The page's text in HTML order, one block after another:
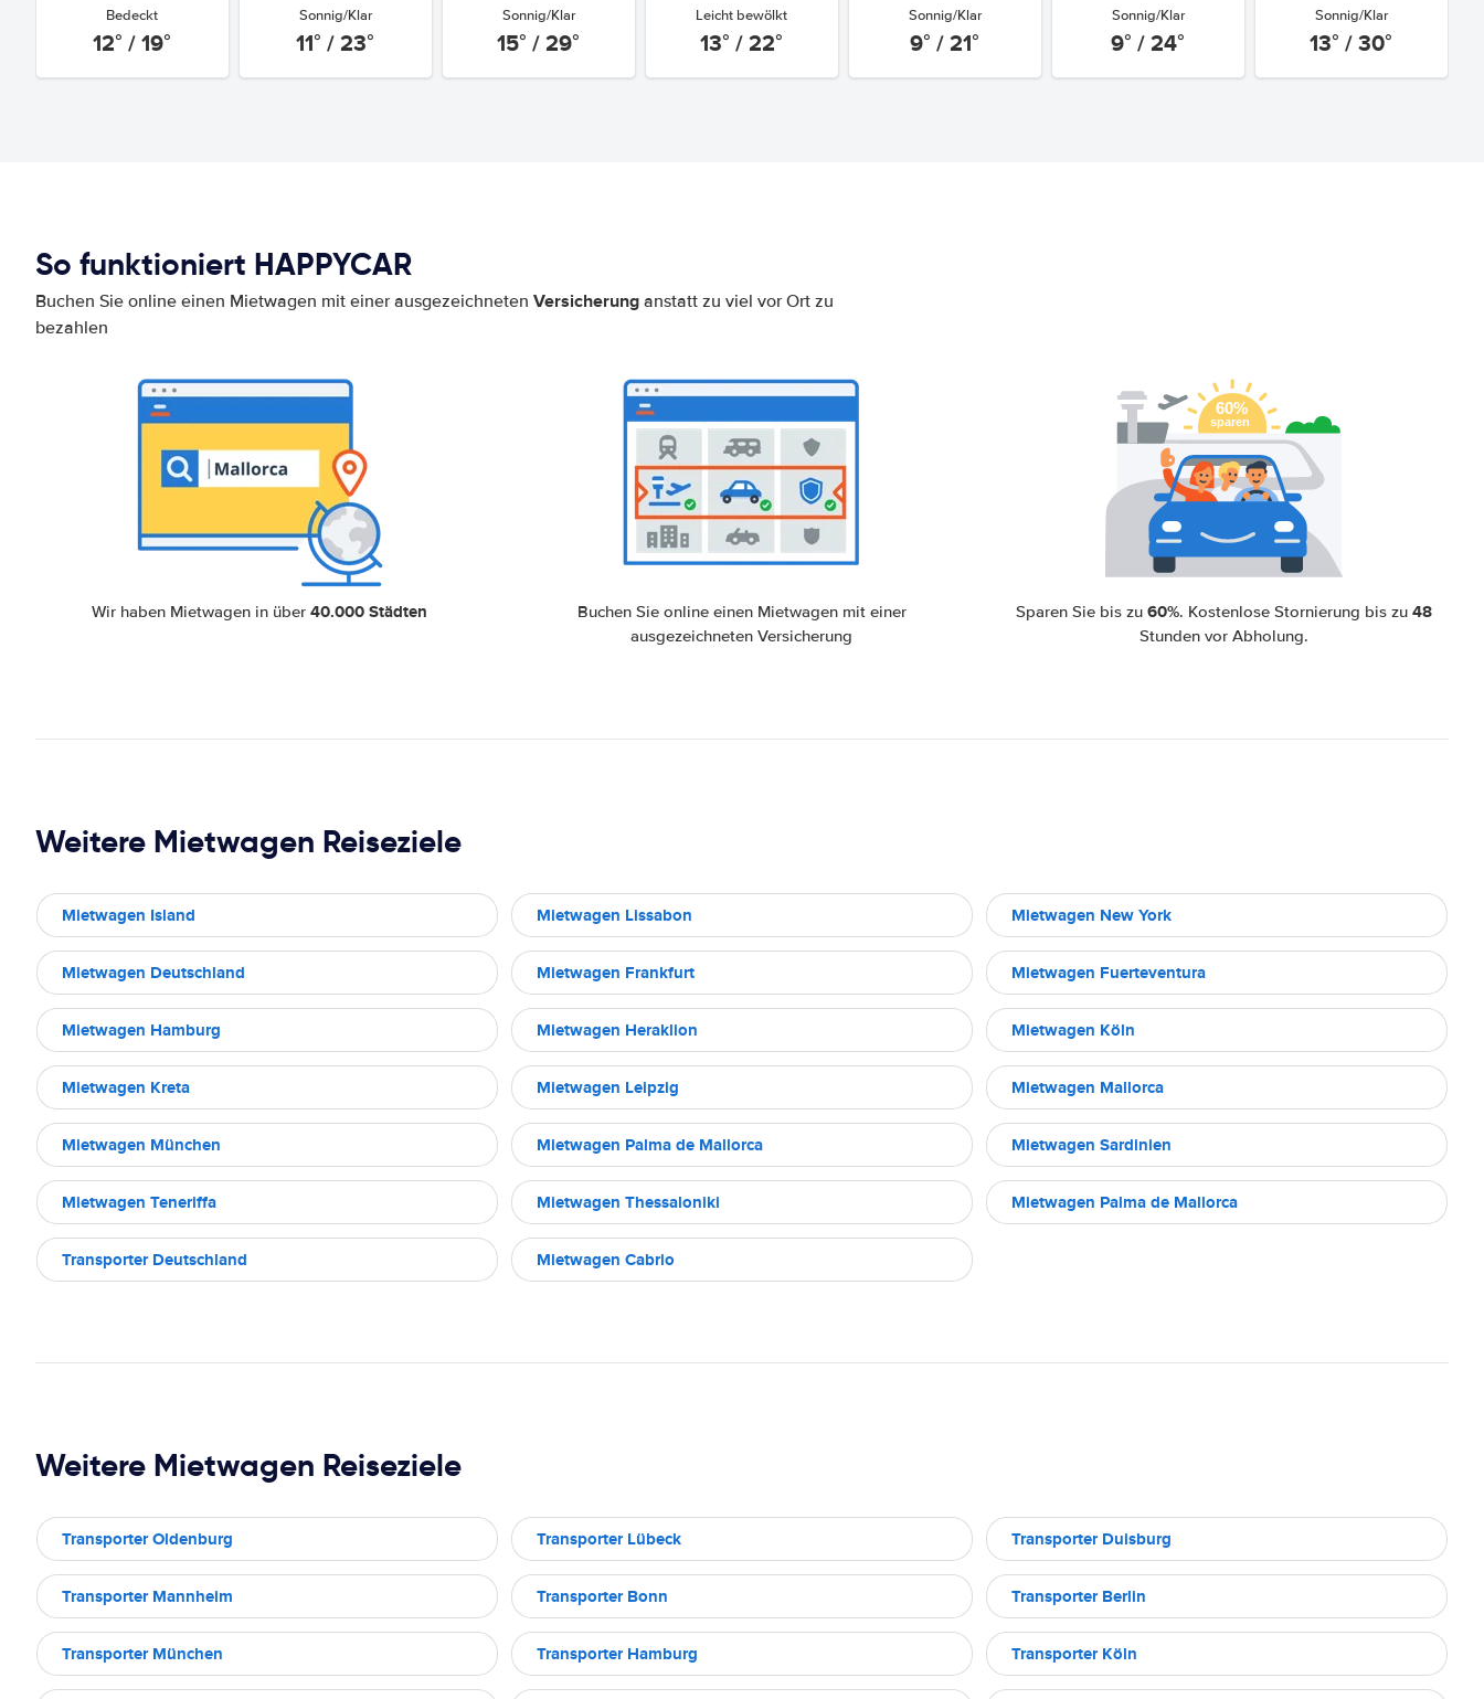
Bedeckt
12° / 19°
Sonnig/Klar
11° / 23°
Sonnig/Klar
15° / 29°
Leicht bewölkt
13° / 22°
Sonnig/Klar
9° / 21°
Sonnig/Klar
9° / 24°
Sonnig/Klar
13° / 30°
So funktioniert HAPPYCAR
Buchen Sie online einen Mietwagen mit einer ausgezeichneten Versicherung anstatt zu viel vor Ort zu
bezahlen
Wir haben Mietwagen in über40.000 Städten
Buchen Sie online einen Mietwagen mit einer
ausgezeichneten Versicherung
Sparen Sie bis zu60%. Kostenlose Stornierung bis zu48
Stunden vor Abholung.
Weitere Mietwagen Reiseziele
Mietwagen Island Mietwagen Lissabon Mietwagen New York
Mietwagen Deutschland Mietwagen Frankfurt Mietwagen Fuerteventura
Mietwagen Hamburg Mietwagen Heraklion Mietwagen Köln
Mietwagen Kreta Mietwagen Leipzig Mietwagen Mallorca
Mietwagen München Mietwagen Palma de Mallorca Mietwagen Sardinien
Mietwagen Teneriffa Mietwagen Thessaloniki Mietwagen Palma de Mallorca
Transporter Deutschland Mietwagen Cabrio
Weitere Mietwagen Reiseziele
Transporter Oldenburg Transporter Lübeck Transporter Duisburg
Transporter Mannheim Transporter Bonn Transporter Berlin
Transporter München Transporter Hamburg Transporter Köln